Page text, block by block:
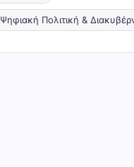
Ψηφιακή Πολιτική &